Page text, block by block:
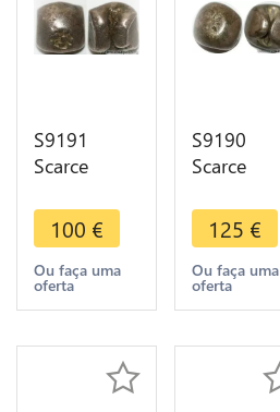
S9191
Scarce
1/8 Baht
Rama II
1851 Ruang
Puang
100 €
Ou faça uma
oferta
S9190
Scarce
1/12 Baht
Rama IV
Silver Pot
Duong -
offer
125 €
Ou faça uma
oferta